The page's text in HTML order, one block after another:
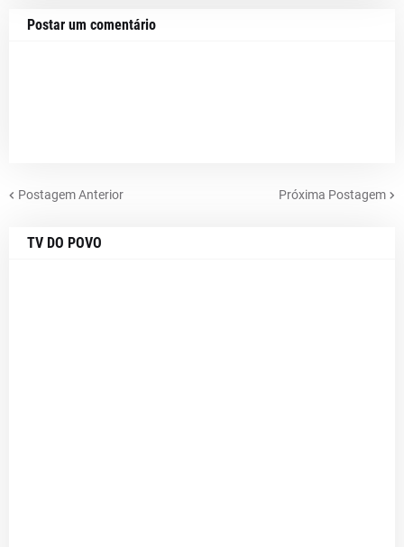
Postar um comentário
Postagem Anterior Próxima Postagem
TV DO POVO